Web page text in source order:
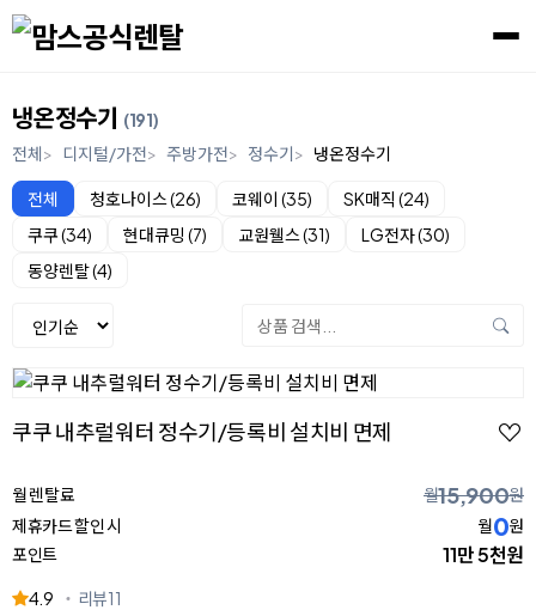
냉온정수기 (191)
전체
디지털/가전 주방가전 정수기 냉온정수기
전체 청호나이스 (26) 코웨이 (35)
SK매직 (24)
쿠쿠 (34)
현대큐밍 (7) 교원웰스 (31)
LG전자 (30)
동양렌탈 (4)
쿠쿠 내추럴워터 정수기/등록비 설치비 면제
월 렌탈료 월15,900원
제휴카드 할인 시
월0원
포인트
11만 5천원
4.9 리뷰11